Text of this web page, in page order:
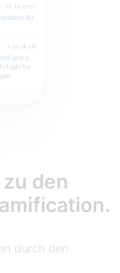
den
durch den